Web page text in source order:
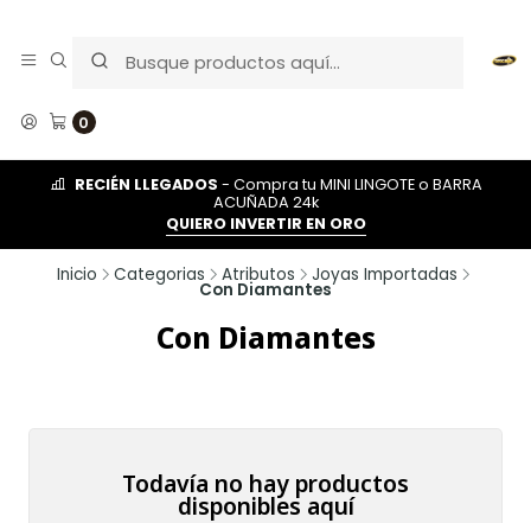
0
RECIÉN LLEGADOS - Compra tu MINI LINGOTE o BARRA
ACUÑADA 24k
QUIERO INVERTIR EN ORO
Inicio Categorias Atributos Joyas Importadas
Con Diamantes
Con Diamantes
Todavía no hay productos
disponibles aquí